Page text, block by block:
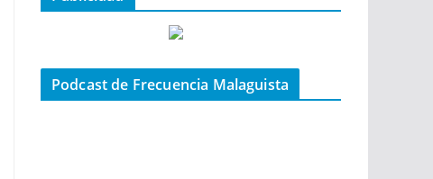
Podcast de Frecuencia Malaguista